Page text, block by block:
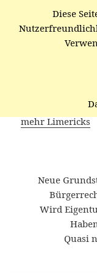
gaenze.de
mehr Limericks
Neue
Wird
Quasi
Diese